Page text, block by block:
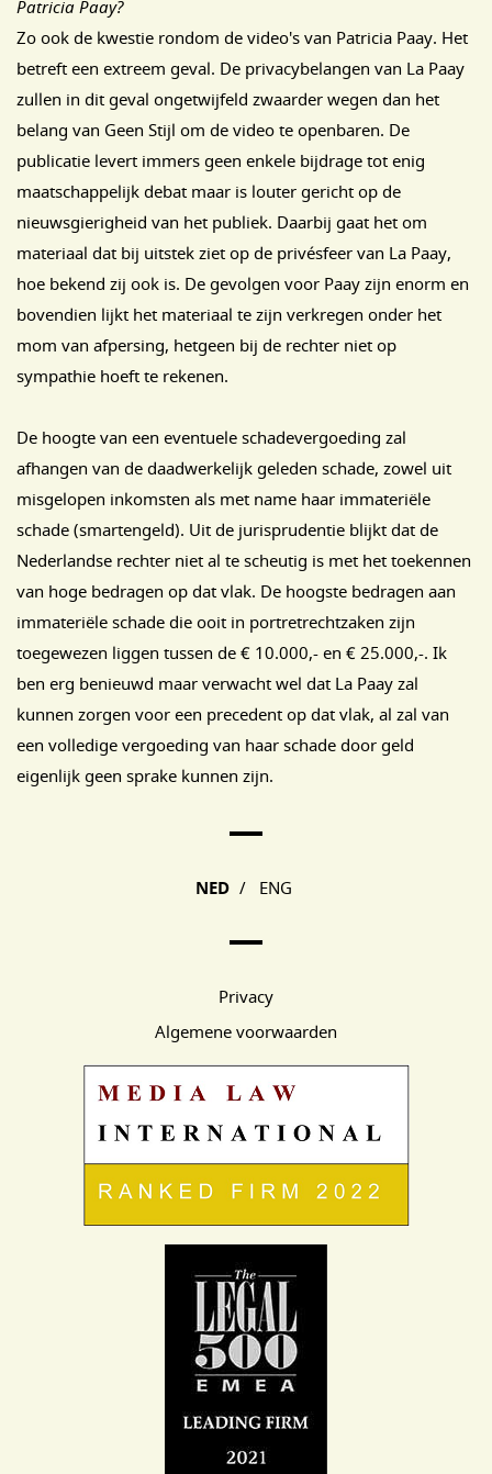
Patricia Paay?
Zo ook de kwestie rondom de video's van Patricia Paay. Het
betreft een extreem geval. De privacybelangen van La Paay
zullen in dit geval ongetwijfeld zwaarder wegen dan het
belang van Geen Stijl om de video te openbaren. De
publicatie levert immers geen enkele bijdrage tot enig
maatschappelijk debat maar is louter gericht op de
nieuwsgierigheid van het publiek. Daarbij gaat het om
materiaal dat bij uitstek ziet op de privésfeer van La Paay,
hoe bekend zij ook is. De gevolgen voor Paay zijn enorm en
bovendien lijkt het materiaal te zijn verkregen onder het
mom van afpersing, hetgeen bij de rechter niet op
sympathie hoeft te rekenen.
De hoogte van een eventuele schadevergoeding zal
afhangen van de daadwerkelijk geleden schade, zowel uit
misgelopen inkomsten als met name haar immateriële
schade (smartengeld). Uit de jurisprudentie blijkt dat de
Nederlandse rechter niet al te scheutig is met het toekennen
van hoge bedragen op dat vlak. De hoogste bedragen aan
immateriële schade die ooit in portretrechtzaken zijn
toegewezen liggen tussen de € 10.000,- en € 25.000,-. Ik
ben erg benieuwd maar verwacht wel dat La Paay zal
kunnen zorgen voor een precedent op dat vlak, al zal van
een volledige vergoeding van haar schade door geld
eigenlijk geen sprake kunnen zijn.
NED / ENG
Privacy
Algemene voorwaarden